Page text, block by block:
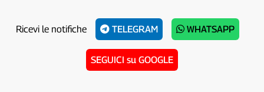
Ricevi le notifiche TELEGRAM WHATSAPP
SEGUICI su GOOGLE